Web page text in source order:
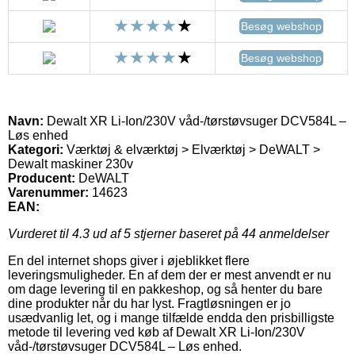
Besøg webshop
Besøg webshop
Navn: Dewalt XR Li-Ion/230V våd-/tørstøvsuger DCV584L –
Løs enhed
Kategori: Værktøj & elværktøj > Elværktøj > DeWALT >
Dewalt maskiner 230v
Producent: DeWALT
Varenummer: 14623
EAN:
Vurderet til 4.3 ud af 5 stjerner baseret på 44 anmeldelser
En del internet shops giver i øjeblikket flere
leveringsmuligheder. En af dem der er mest anvendt er nu
om dage levering til en pakkeshop, og så henter du bare
dine produkter når du har lyst. Fragtløsningen er jo
usædvanlig let, og i mange tilfælde endda den prisbilligste
metode til levering ved køb af Dewalt XR Li-Ion/230V
våd-/tørstøvsuger DCV584L – Løs enhed.